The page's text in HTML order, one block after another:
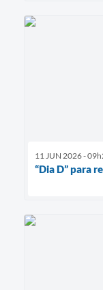
11 JUN 2026 -
“Dia D” para